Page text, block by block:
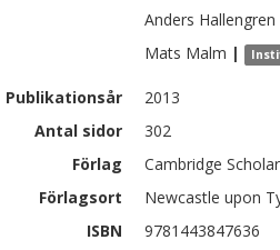
Anders Hallengren
Mats Malm |
Publikationsår
2013
Antal sidor
302
Förlag
Cambridge
Förlagsort
Newcastle upon
ISBN
9781443847636